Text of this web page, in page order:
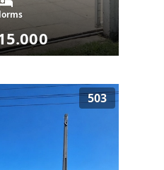
503